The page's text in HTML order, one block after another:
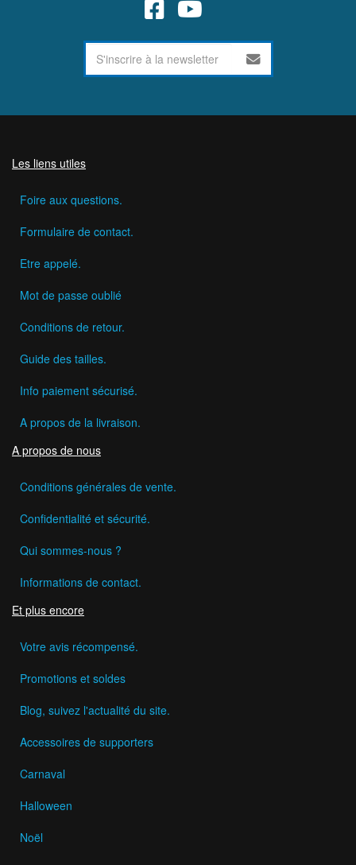
Les liens utiles
Foire aux questions.
Formulaire de contact.
Etre appelé.
Mot de passe oublié
Conditions de retour.
Guide des tailles.
Info paiement sécurisé.
A propos de la livraison.
A propos de nous
Conditions générales de vente.
Confidentialité et sécurité.
Qui sommes-nous ?
Informations de contact.
Et plus encore
Votre avis récompensé.
Promotions et soldes
Blog, suivez l'actualité du site.
Accessoires de supporters
Carnaval
Halloween
Noël